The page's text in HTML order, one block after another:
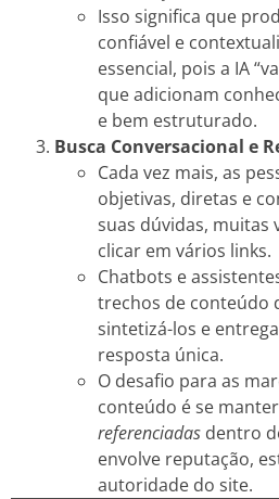
Isso significa que
confiável e
essencial, pois a IA
que adicionam
e bem estruturado.
Busca Conversacional e
Cada vez mais, as
objetivas, diretas e
suas dúvidas, muitas
clicar em vários links.
Chatbots e
trechos de conteúdo
sintetizá-los e
resposta única.
O desafio para as
conteúdo é se
referenciadas dentro
envolve reputação,
autoridade do site.